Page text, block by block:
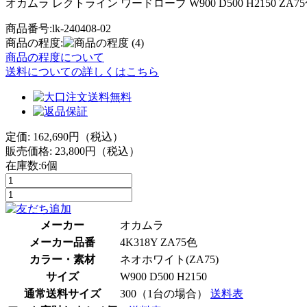
オカムラ レクトライン ワードローブ W900 D500 H2150
商品番号:lk-240408-02
商品の程度:
(4)
商品の程度について
送料についての詳しくはこちら
定価: 162,690円（税込）
販売価格: 23,800円（税込）
在庫数:6個
メーカー
オカムラ
メーカー品番
4K318Y ZA75色
カラー・素材
ネオホワイト(ZA75)
サイズ
W900 D500 H2150
通常送料サイズ
300（1台の場合） 送料表